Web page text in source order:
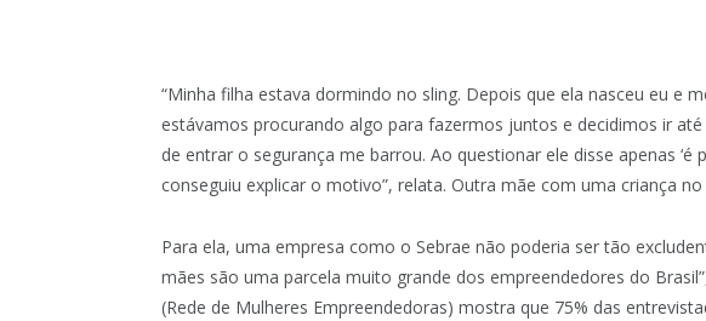
“Minha filha estava dormindo no sling. Depois que ela nasceu eu e
estávamos procurando algo para fazermos juntos e decidimos ir
de entrar o segurança me barrou. Ao questionar ele disse apenas ‘é
conseguiu explicar o motivo”, relata. Outra mãe com uma criança
Para ela, uma empresa como o Sebrae não poderia ser tão
mães são uma parcela muito grande dos empreendedores do
(Rede de Mulheres Empreendedoras) mostra que 75% das